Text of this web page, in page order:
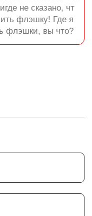
не сказано, чт
флэшку! Где я
флэшки, вы что?